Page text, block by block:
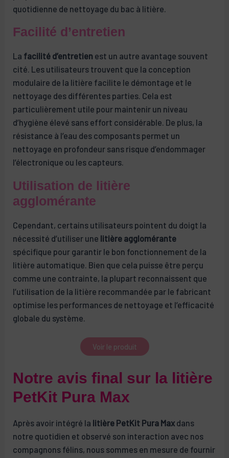
quotidienne de nettoyage du bac à litière.
Facilité d’entretien
La facilité d’entretien est un autre avantage souvent
cité. Les utilisateurs trouvent que la conception
modulaire de la litière facilite le démontage et le
nettoyage des différentes parties. Cela est
particulièrement utile pour maintenir un niveau
d’hygiène élevé sans effort considérable. De plus, la
résistance à l’eau des composants permet un
nettoyage en profondeur sans risque d’endommager
l’électronique ou les capteurs.
Utilisation de litière
agglomérante
Cependant, certains utilisateurs pointent du doigt la
nécessité d’utiliser une litière agglomérante
spécifique pour garantir le bon fonctionnement de la
litière automatique. Bien que cela puisse être perçu
comme une contrainte, la plupart reconnaissent que
l’utilisation de la litière recommandée par le fabricant
optimise les performances de nettoyage et l’efficacité
globale du système.
Voir le produit
Notre avis final sur la litière
PetKit Pura Max
Après avoir intégré la litière PetKit Pura Max dans
notre quotidien et observé son interaction avec nos
compagnons félins, nous sommes en mesure de fournir